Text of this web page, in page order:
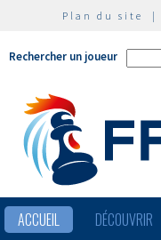
Plan du site |
Rechercher un joueur
ACCUEIL DÉCOUVRIR